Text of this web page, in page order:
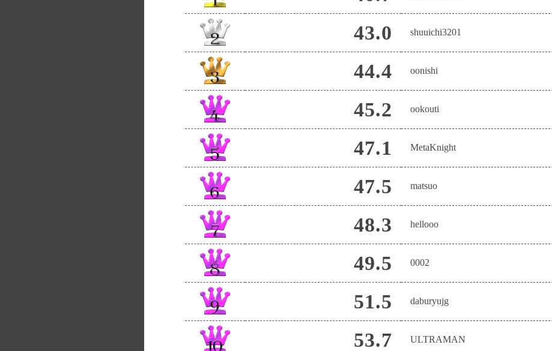
43.0 shuuichi3201
44.4 oonishi
45.2 ookouti
47.1 MetaKnight
47.5 matsuo
48.3 hellooo
49.5 0002
51.5 daburyujg
53.7 ULTRAMAN